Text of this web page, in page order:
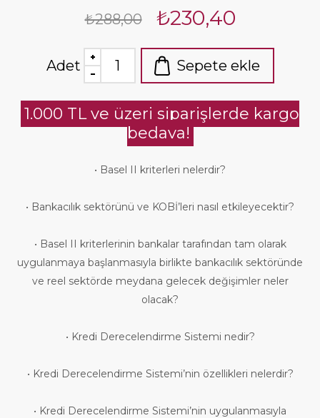
₺288,00 ₺230,40
Adet Sepete ekle
1.000 TL ve üzeri siparişlerde kargo
bedava!
• Basel II kriterleri nelerdir?
• Bankacılık sektörünü ve KOBİ’leri nasıl etkileyecektir?
• Basel II kriterlerinin bankalar tarafından tam olarak
uygulanmaya başlanmasıyla birlikte bankacılık sektöründe
ve reel sektörde meydana gelecek değişimler neler
olacak?
• Kredi Derecelendirme Sistemi nedir?
• Kredi Derecelendirme Sistemi’nin özellikleri nelerdir?
• Kredi Derecelendirme Sistemi’nin uygulanmasıyla